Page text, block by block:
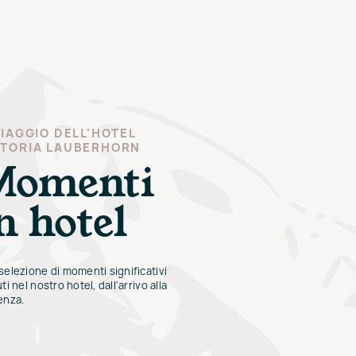
DELL'HOTEL
LAUBERHORN
hotel
di momenti significativi
nel nostro hotel, dall'arrivo alla